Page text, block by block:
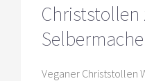
Christstollen
Veganer Christstollen